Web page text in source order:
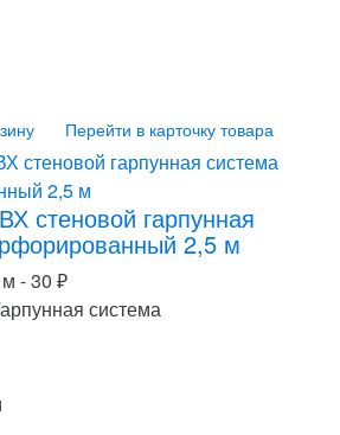
Перейти в карточку товара
стеновой гарпунная
2,5 м
-30 ₽
система